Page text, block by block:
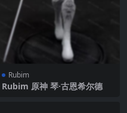
Rubim
Rubim 原神 琴·古恩希尔德